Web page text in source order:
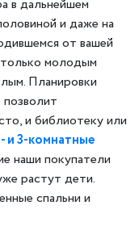
в дальнейшем
и даже на
от вашей
молодым
Планировки
и библиотеку или
и 3-комнатные
наши покупатели
растут дети.
спальни и